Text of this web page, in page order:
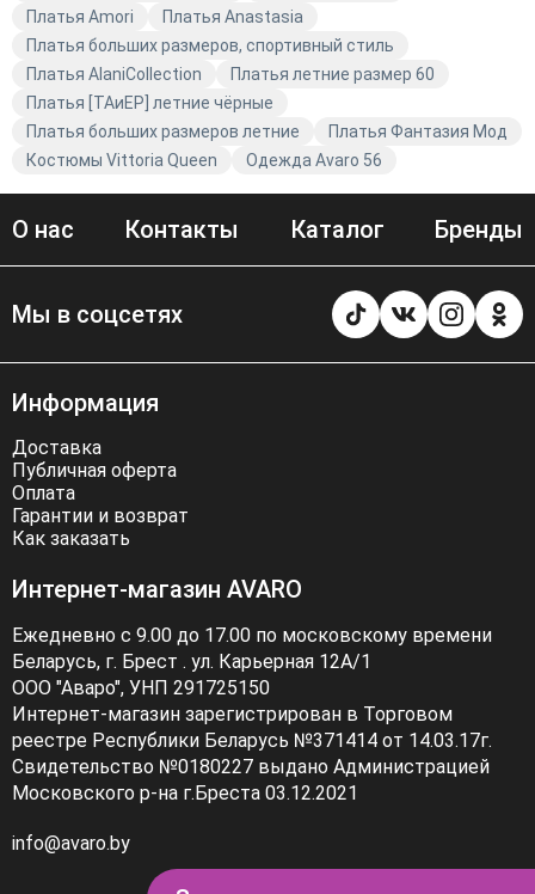
ситуации. Откройте для себя мир модной одежды с
Avaro и создайте свой уникальный образ с помощью
наших коллекций.
Платья Amori
Платья Anastasia
Платья больших размеров, спортивный стиль
Платья AlaniCollection
Платья летние размер 60
Платья [ТАиЕР] летние чёрные
Платья больших размеров летние
Платья Фантазия Мод
Костюмы Vittoria Queen
Одежда Avaro 56
О нас Контакты Каталог Бренды
Мы в соцсетях
Информация
Доставка
Публичная оферта
Оплата
Гарантии и возврат
Как заказать
Интернет-магазин AVARO
Ежедневно с 9.00 до 17.00 по московскому времени
Беларусь, г. Брест . ул. Карьерная 12А/1
ООО "Аваро", УНП 291725150
Интернет-магазин зарегистрирован в Торговом
реестре Республики Беларусь №371414 от 14.03.17г.
Свидетельство №0180227 выдано Администрацией
Московского р-на г.Бреста 03.12.2021
info@avaro.by